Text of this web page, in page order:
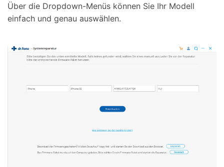
Über die Dropdown-Menüs können Sie Ihr Modell
einfach und genau auswählen.